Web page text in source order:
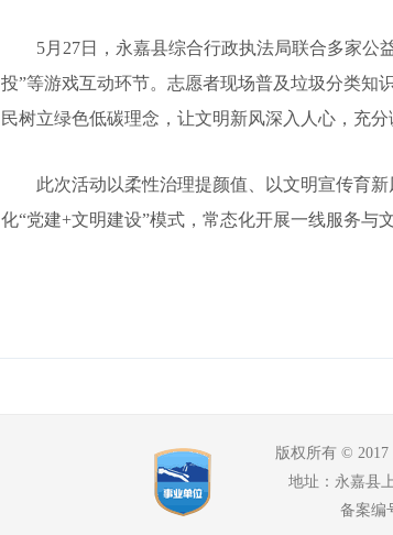
5月27日，永嘉县综合行政执法局联合多家公
投”等游戏互动环节。志愿者现场普及垃圾分类知
民树立绿色低碳理念，让文明新风深入人心，充
此次活动以柔性治理提颜值、以文明宣传育
化“党建+文明建设”模式，常态化开展一线服务与
版权所有 ©
地址：永嘉县
备案编